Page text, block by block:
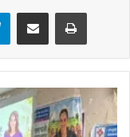
TelegramShare via Email Print